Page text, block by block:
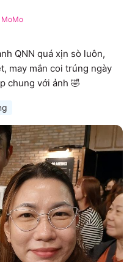
QNN quá xịn sò luôn,
may mắn coi trúng ngày
chung với ảnh 🤣